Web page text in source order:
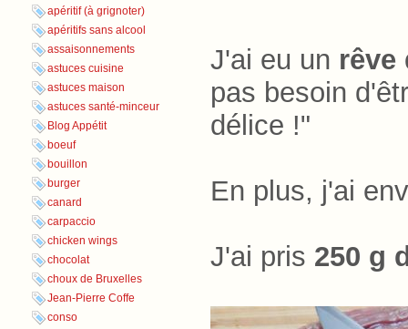
apéritif (à grignoter)
apéritifs sans alcool
assaisonnements
astuces cuisine
astuces maison
astuces santé-minceur
Blog Appétit
boeuf
bouillon
burger
canard
carpaccio
chicken wings
chocolat
choux de Bruxelles
Jean-Pierre Coffe
conso
J'ai eu un rêve
pas besoin
délice !"
En plus, j'ai
J'ai pris 250 g